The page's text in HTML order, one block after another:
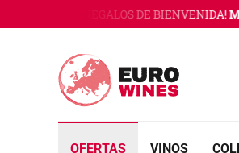
al
CON 3 REGALOS DE BIENVENIDA!MÁS
OFERTAS VINOS